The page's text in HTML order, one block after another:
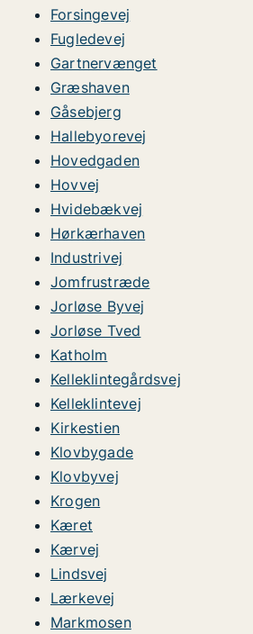
Forsingevej
Fugledevej
Gartnervænget
Græshaven
Gåsebjerg
Hallebyorevej
Hovedgaden
Hovvej
Hvidebækvej
Hørkærhaven
Industrivej
Jomfrustræde
Jorløse Byvej
Jorløse Tved
Katholm
Kelleklintegårdsvej
Kelleklintevej
Kirkestien
Klovbygade
Klovbyvej
Krogen
Kæret
Kærvej
Lindsvej
Lærkevej
Markmosen